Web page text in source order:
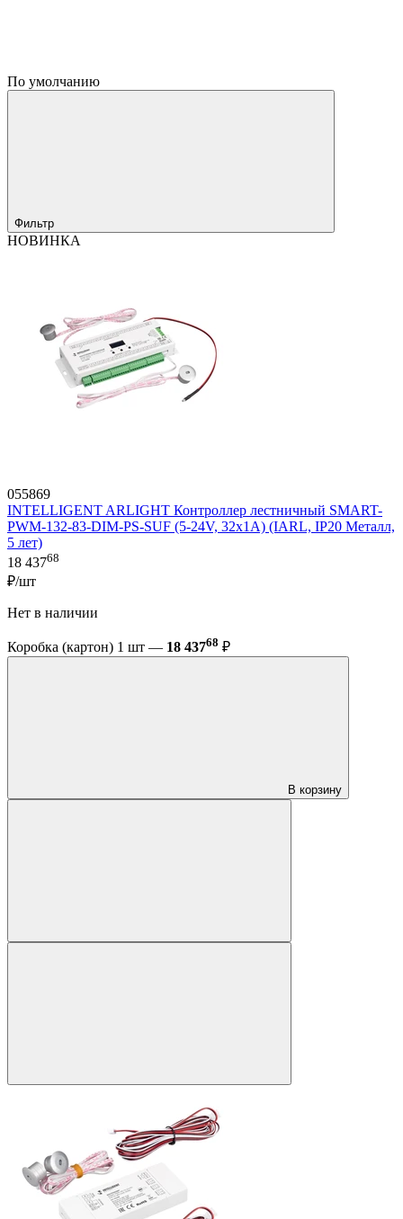
По умолчанию
Фильтр
НОВИНКА
055869
INTELLIGENT ARLIGHT Контроллер лестничный SMART-
PWM-132-83-DIM-PS-SUF (5-24V, 32x1A) (IARL, IP20 Металл,
5 лет)
18 43768
₽/шт
Нет в наличии
Коробка (картон) 1 шт — 18 43768 ₽
В корзину